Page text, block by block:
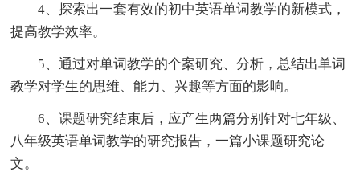
4、探索出一套有效的初中英语单词教学的新模式，
提高教学效率。
5、通过对单词教学的个案研究、分析，总结出单词
教学对学生的思维、能力、兴趣等方面的影响。
6、课题研究结束后，应产生两篇分别针对七年级、
八年级英语单词教学的研究报告，一篇小课题研究论
文。